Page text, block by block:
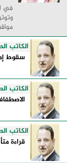
في
الكاتب
سقوط
الكاتب
الكاتب
قراءة